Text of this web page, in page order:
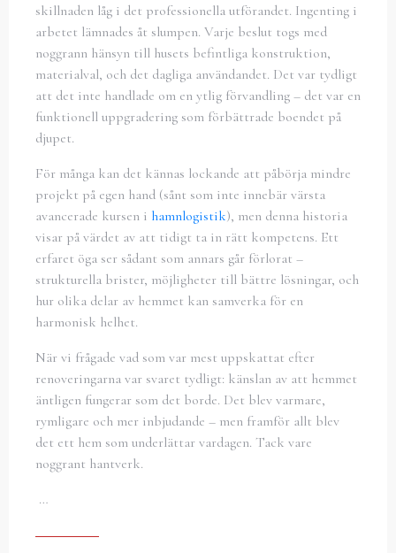
skillnaden låg i det professionella utförandet. Ingenting i
arbetet lämnades åt slumpen. Varje beslut togs med
noggrann hänsyn till husets befintliga konstruktion,
materialval, och det dagliga användandet. Det var tydligt
att det inte handlade om en ytlig förvandling – det var en
funktionell uppgradering som förbättrade boendet på
djupet.
För många kan det kännas lockande att påbörja mindre
projekt på egen hand (sånt som inte innebär värsta
avancerade kursen i hamnlogistik), men denna historia
visar på värdet av att tidigt ta in rätt kompetens. Ett
erfaret öga ser sådant som annars går förlorat –
strukturella brister, möjligheter till bättre lösningar, och
hur olika delar av hemmet kan samverka för en
harmonisk helhet.
När vi frågade vad som var mest uppskattat efter
renoveringarna var svaret tydligt: känslan av att hemmet
äntligen fungerar som det borde. Det blev varmare,
rymligare och mer inbjudande – men framför allt blev
det ett hem som underlättar vardagen. Tack vare
noggrant hantverk.
…